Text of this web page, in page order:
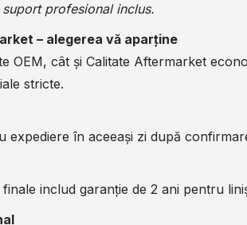
profesional inclus.
– alegerea vă aparține
OEM, cât și Calitate Aftermarket
stricte.
expediere în aceeași zi după
includ garanție de 2 ani pentru